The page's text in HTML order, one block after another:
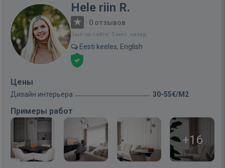
Hele riin R.
· 0 отзывов
Был на сайте: 5 мес. назад
Eesti keeles, English
Цены
Дизайн интерьера 30-55€/M2
Примеры работ
+16